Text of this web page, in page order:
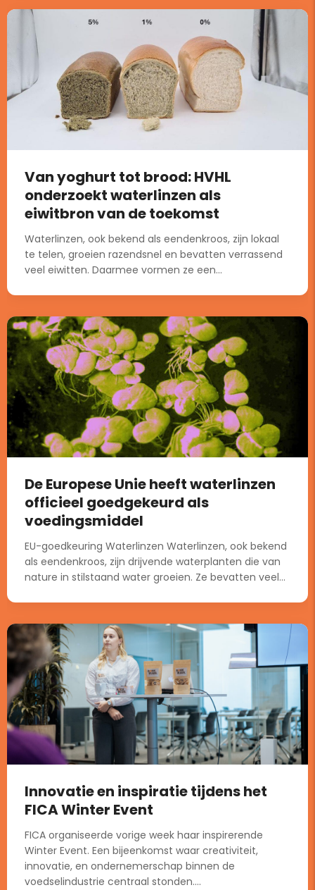
Van yoghurt tot brood: HVHL
onderzoekt waterlinzen als
eiwitbron van de toekomst
Waterlinzen, ook bekend als eendenkroos, zijn lokaal
te telen, groeien razendsnel en bevatten verrassend
veel eiwitten. Daarmee vormen ze een...
De Europese Unie heeft waterlinzen
officieel goedgekeurd als
voedingsmiddel
EU-goedkeuring Waterlinzen Waterlinzen, ook bekend
als eendenkroos, zijn drijvende waterplanten die van
nature in stilstaand water groeien. Ze bevatten veel...
Innovatie en inspiratie tijdens het
FICA Winter Event
FICA organiseerde vorige week haar inspirerende
Winter Event. Een bijeenkomst waar creativiteit,
innovatie, en ondernemerschap binnen de
voedselindustrie centraal stonden....